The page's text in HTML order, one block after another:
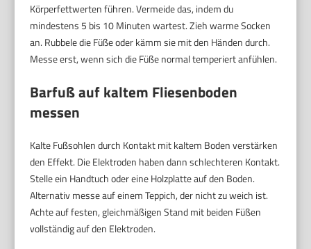
Körperfettwerten führen. Vermeide das, indem du
mindestens 5 bis 10 Minuten wartest. Zieh warme Socken
an. Rubbele die Füße oder kämm sie mit den Händen durch.
Messe erst, wenn sich die Füße normal temperiert anfühlen.
Barfuß auf kaltem Fliesenboden
messen
Kalte Fußsohlen durch Kontakt mit kaltem Boden verstärken
den Effekt. Die Elektroden haben dann schlechteren Kontakt.
Stelle ein Handtuch oder eine Holzplatte auf den Boden.
Alternativ messe auf einem Teppich, der nicht zu weich ist.
Achte auf festen, gleichmäßigen Stand mit beiden Füßen
vollständig auf den Elektroden.